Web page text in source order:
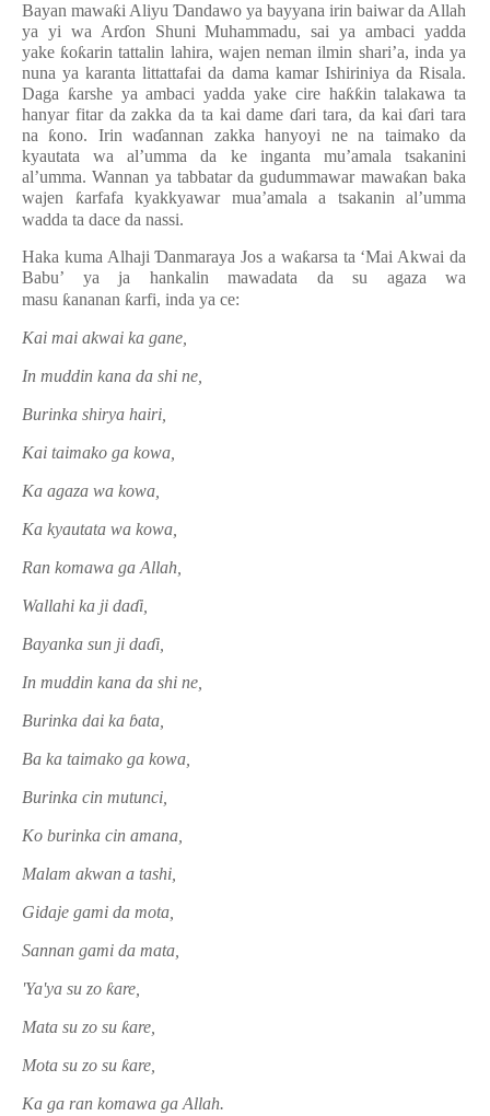
Bayan mawaƙi AliyuƊandawo ya bayyana irin baiwar da Allah
ya yi wa Arɗon Shuni Muhammadu, sai ya ambaci yadda
yake ƙoƙarin tattalin lahira, wajen neman ilmin shari’a, inda ya
nuna ya karanta littattafai da dama kamar Ishiriniya da Risala.
Daga ƙarshe ya ambaci yadda yake cire haƙƙin talakawa ta
hanyar fitar da zakka da ta kai dameɗari tara, da kaiɗari tara
na ƙono. Irin waɗannan zakka hanyoyi ne na taimako da
kyautata wa al’umma da ke inganta mu’amala tsakanini
al’umma. Wannan ya tabbatar da gudummawar mawaƙan baka
wajen ƙarfafa kyakkyawar mua’amala a tsakanin al’umma
wadda ta dace da nassi.
Haka kuma AlhajiƊanmaraya Jos a waƙarsa ta ‘Mai Akwai da
Babu’ ya ja hankalin mawadata da su agaza wa
masu ƙananan ƙarfi, inda ya ce:
Kai mai akwai ka gane,
In muddin kana da shi ne,
Burinka shirya hairi,
Kai taimako ga kowa,
Ka agaza wa kowa,
Ka kyautata wa kowa,
Ran komawa ga Allah,
Wallahi ka ji daɗi,
Bayanka sun ji daɗi,
In muddin kana da shi ne,
Burinka dai ka ɓata,
Ba ka taimako ga kowa,
Burinka cin mutunci,
Ko burinka cin amana,
Malam akwan a tashi,
Gidaje gami da mota,
Sannan gami da mata,
'Ya'ya su zo ƙare,
Mata su zo su ƙare,
Mota su zo su ƙare,
Ka ga ran komawa ga Allah.